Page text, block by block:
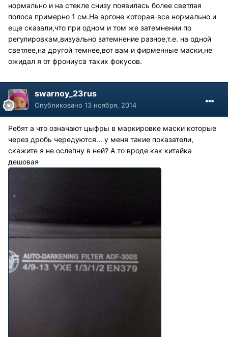
нормально и на стекле снизу появилась более светлая
полоса примерно 1 см.На аргоне которая-все нормально и
еще сказали,что при одном и том же затемнении по
регулировкам,визуально затемнение разное,т.е. на одной
светлее,на другой темнее,вот вам и фирменные маски,не
ожидал я от фрониуса таких фокусов.
swarnoy_23rus
Опубликовано 13 ноября, 2014
Ребят а что означают цыфры в маркировке маски которые
через дробь чередуются... у меня такие показатели,
скажите я не ослепну в ней? А то вроде как китайка
дешовая